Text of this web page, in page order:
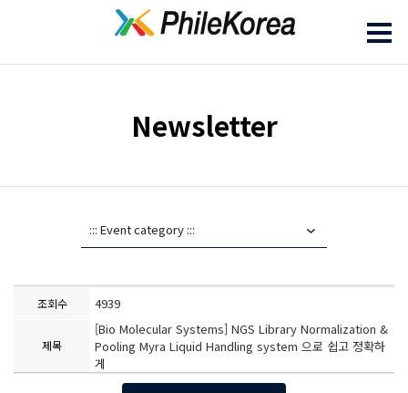
Newsletter
조회수 4939
제목
[Bio Molecular Systems] NGS Library Normalization &
Pooling Myra Liquid Handling system 으로 쉽고 정확하
게